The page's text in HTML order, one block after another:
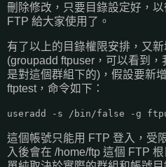
刪除修改，只要目錄設定好，
FTP 給大家使用了。
有了以上的目錄權限安排，又
(groupadd ftpuser，可以看到
是對這個群組下的)，假設要新
ftptest，命令如下：
useradd -s /bin/false -g
這個帳號只能用 FTP 登入，受
入後會在 /home/ftp 這個 FTP